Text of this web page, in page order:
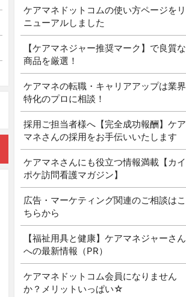
ケアマネドットコムの使い方ページをリ
ニューアルしました
【ケアマネジャー推奨マーク】で良質な
商品を厳選！
ケアマネの転職・キャリアアップは業界
特化のプロに相談！
採用ご担当者様へ【完全成功報酬】ケア
マネさんの採用をお手伝いいたします
ケアマネさんにも役立つ情報満載【カイ
ポケ訪問看護マガジン】
広告・マーケティング関連のご相談はこ
ちらから
【福祉用具と健康】ケアマネジャーさん
への最新情報（PR）
ケアマネドットコム会員になりません
か？メリットいっぱい☆